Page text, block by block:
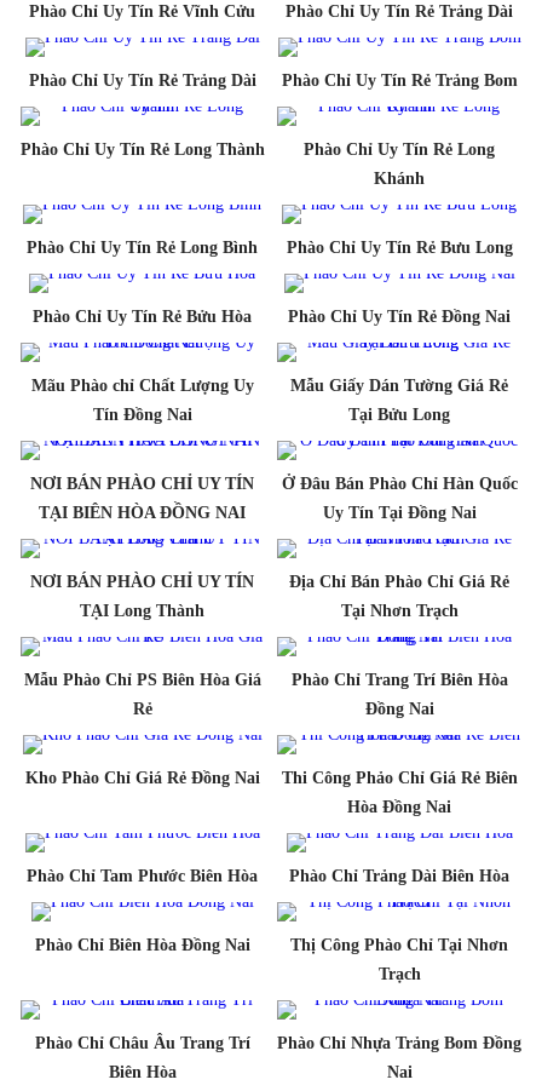
Phào Chỉ Uy Tín Rẻ Vĩnh Cửu Phào Chỉ Uy Tín Rẻ Trảng Dài
Phào Chỉ Uy Tín Rẻ Trảng Dài Phào Chỉ Uy Tín Rẻ Trảng Bom
Phào Chỉ Uy Tín Rẻ Long Thành
Phào Chỉ Uy Tín Rẻ Long
Khánh
Phào Chỉ Uy Tín Rẻ Long Bình Phào Chỉ Uy Tín Rẻ Bưu Long
Phào Chỉ Uy Tín Rẻ Bửu Hòa Phào Chỉ Uy Tín Rẻ Đồng Nai
Mãu Phào chỉ Chất Lượng Uy
Tín Đồng Nai
Mẫu Giấy Dán Tường Giá Rẻ
Tại Bửu Long
NƠI BÁN PHÀO CHỈ UY TÍN
TẠI BIÊN HÒA ĐỒNG NAI
Ở Đâu Bán Phào Chỉ Hàn Quốc
Uy Tín Tại Đồng Nai
NƠI BÁN PHÀO CHỈ UY TÍN
TẠI Long Thành
Địa Chỉ Bán Phào Chỉ Giá Rẻ
Tại Nhơn Trạch
Mẫu Phào Chỉ PS Biên Hòa Giá
Rẻ
Phào Chỉ Trang Trí Biên Hòa
Đồng Nai
Kho Phào Chỉ Giá Rẻ Đồng Nai
Thi Công Phảo Chỉ Giá Rẻ Biên
Hòa Đồng Nai
Phào Chỉ Tam Phước Biên Hòa Phào Chỉ Trảng Dài Biên Hòa
Phào Chỉ Biên Hòa Đồng Nai
Thị Công Phào Chỉ Tại Nhơn
Trạch
Phào Chỉ Châu Âu Trang Trí
Biên Hòa
Phào Chỉ Nhựa Trảng Bom Đồng
Nai